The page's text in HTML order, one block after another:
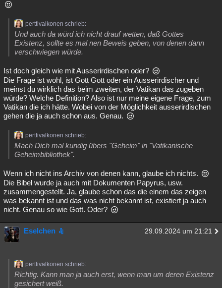
perttivalkonen schrieb:
Und auch da würd ich nicht drauf wetten, daß Gottes
Existenz, sollte es mal nen Beweis geben, von denen dann
verschwiegen würde.
Ist doch gleich wie mit Ausserirdischen oder?
Die Frage ist wohl, ist Gott Gott oder ein Ausserirdischer und
meinst du wirklich das beim zweiten, der Vatikan das zugeben
würde? Welche Definition? Also ist nur meine eigene Frage, zum
Vatikan die ich hätte. Wobei von der Möglichkeit ausserirdischen
gehen die ja auch schon aus. Genau.
perttivalkonen schrieb:
Mach Dich mal kundig übers "Geheim" in "Vatikanische
Geheimbibliothek".
Wenn ich nicht ins Archiv von denen kann, glaube ich nichts.
Die Bibel wurde ja auch mit Dokumenten Papyrus, usw.
zusammengestellt. Ja, glaube schon das die einem das zeigen
was bekannt ist und das was nicht bekannt ist, existiert ja auch
nicht. Genau so wie Gott. Oder?
Eselchen 29.09.2024 um 21:21
perttivalkonen schrieb:
Richtig. Kann man ja auch erst, wenn man um deren Existenz
gesichert weiß.